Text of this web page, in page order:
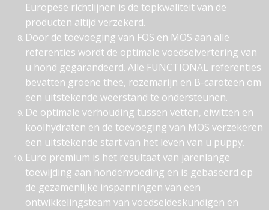
Europese richtlijnen is de topkwaliteit van de
producten altijd verzekerd.
Door de toevoeging van FOS en MOS aan alle
referenties wordt de optimale voedselvertering van
u hond gegarandeerd. Alle FUNCTIONAL referenties
bevatten groene thee, rozemarijn en B-caroteen om
een uitstekende weerstand te ondersteunen.
De optimale verhouding tussen vetten, eiwitten en
koolhydraten en de toevoeging van MOS verzekeren
een uitstekende start van het leven van u puppy.
Euro premium is het resultaat van jarenlange
toewijding aan hondenvoeding en is gebaseerd op
de gezamenlijke inspanningen van een
ontwikkelingsteam van voedseldeskundigen en